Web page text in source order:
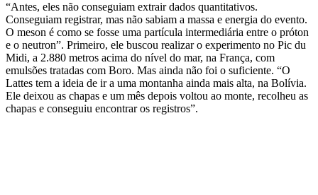
“Antes, eles não conseguiam extrair dados quantitativos.
Conseguiam registrar, mas não sabiam a massa e energia do evento.
O meson é como se fosse uma partícula intermediária entre o próton
e o neutron”. Primeiro, ele buscou realizar o experimento no Pic du
Midi, a 2.880 metros acima do nível do mar, na França, com
emulsões tratadas com Boro. Mas ainda não foi o suficiente. “O
Lattes tem a ideia de ir a uma montanha ainda mais alta, na Bolívia.
Ele deixou as chapas e um mês depois voltou ao monte, recolheu as
chapas e conseguiu encontrar os registros”.